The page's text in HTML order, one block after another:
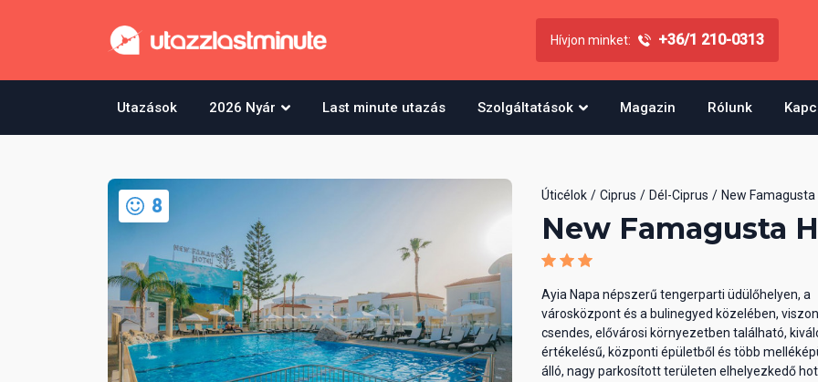
Hívjon minket: +36/1 210-0313
Utazások 2026 Nyár Last minute utazás Szolgáltatások Magazin Rólunk
8 Úticélok Ciprus Dél-Ciprus New Famagusta
New Famagusta
Ayia Napa népszerű tengerparti üdülőhelyen, a
városközpont és a bulinegyed közelében,
csendes, elővárosi környezetben található,
értékelésű, központi épületből és több
álló, nagy parkosított területen elhelyezkedő